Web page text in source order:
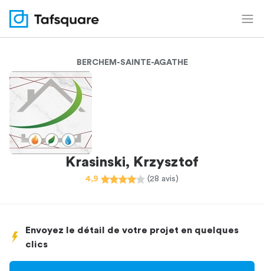
BERCHEM-SAINTE-AGATHE
Krasinski, Krzysztof
4,9 (28 avis)
Envoyez le détail de votre projet en quelques
clics